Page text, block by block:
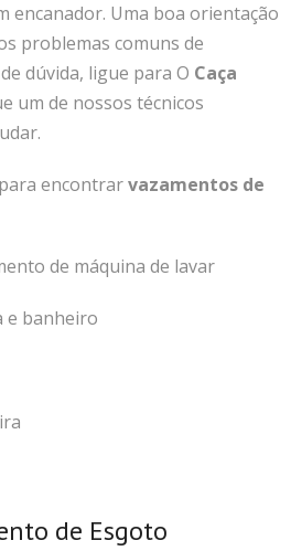
encanador. Uma boa orientação
problemas comuns de
dúvida, ligue para O Caça
um de nossos técnicos
encontrarvazamentos de
de máquina de lavar
e banheiro
de Esgoto